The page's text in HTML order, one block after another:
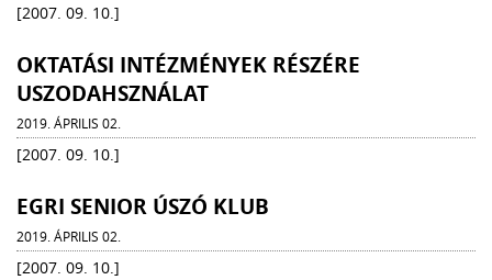
[2007. 09. 10.]
OKTATÁSI INTÉZMÉNYEK RÉSZÉRE
USZODAHSZNÁLAT
2019. ÁPRILIS 02.
[2007. 09. 10.]
EGRI SENIOR ÚSZÓ KLUB
2019. ÁPRILIS 02.
[2007. 09. 10.]